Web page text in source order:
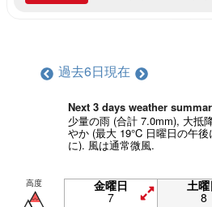
過去6日現在
Next 3 days weather
少量の雨 (合計 7.0mm), 大抵
やか (最大 19°C 日曜日の午
に). 風は通常微風.
高度 金曜日
7
土曜
8